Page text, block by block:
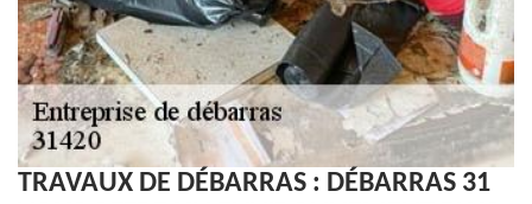
TRAVAUX DE DÉBARRAS : DÉBARRAS 31